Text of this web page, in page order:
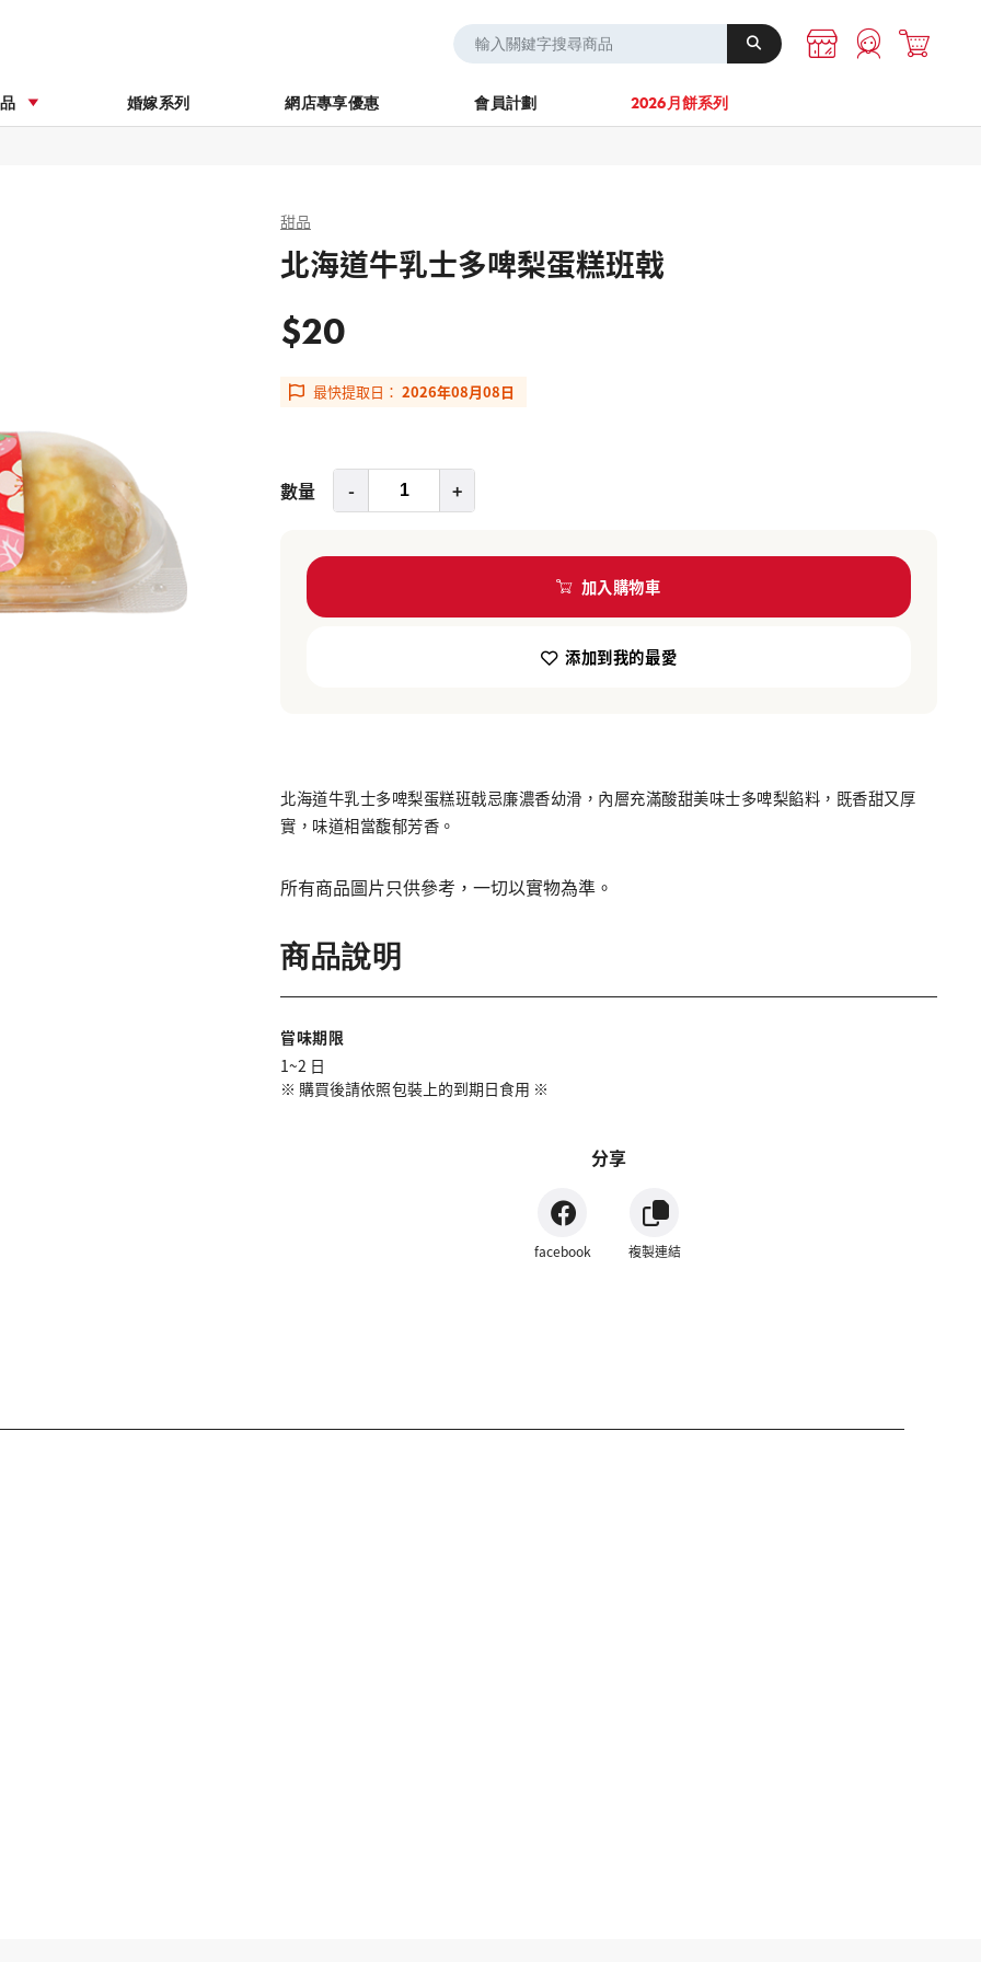
A-1 Energy 其他
婚嫁系列 網店專享優惠 會員計劃 2026月餅系列
甜品
北海道牛乳士多啤梨蛋糕班戟
$20
最快提取日： 2026年08月08日
數量 - +
加入購物車
添加到我的最愛
北海道牛乳士多啤梨蛋糕班戟忌廉濃香幼滑，內層充滿酸甜美味士多啤梨餡料，既香甜又厚
實，味道相當馥郁芳香。 ⠀⠀⠀⠀⠀⠀⠀⠀⠀⠀
所有商品圖片只供參考，一切以實物為準。
商品說明
嘗味期限
1~2 日
※ 購買後請依照包裝上的到期日食用 ※
分享
facebook 複製連結